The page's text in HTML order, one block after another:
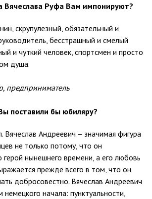
Вячеслава Руфа Вам импонируют?
скрупулезный, обязательный и
бесстрашный и смелый
и чуткий человек, спортсмен и просто
душа.
предприниматель
поставили бы юбиляру?
Вячеслав Андреевич – значимая фигура
не только потому, что он
герой нынешнего времени, а его любовь
прежде всего в том, что он
добросовестно. Вячеслав Андреевич
немецкого начала: пунктуальности,